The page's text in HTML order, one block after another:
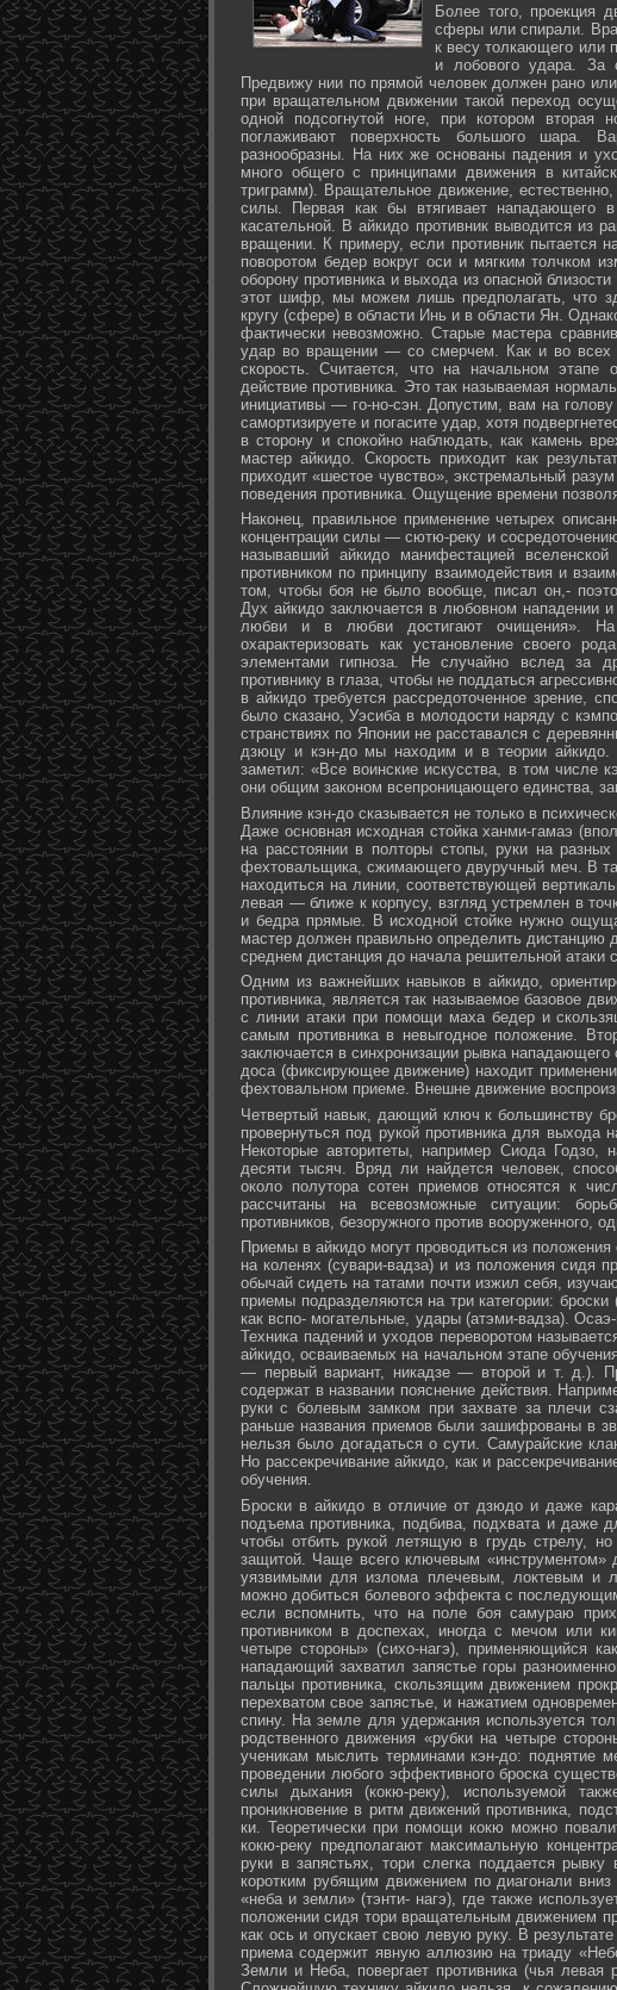
Более того, проекция
сферы или спирали.
к весу толкающего или
и лобового удара. За
Предвижу нии по прямой человек должен рано
при вращательном движении такой переход
одной подсогнутой ноге, при котором
поглаживают поверхность большого шара.
разнообразны. На них же основаны падения и
много общего с принципами движения в
триграмм). Вращательное движение,
силы. Первая как бы втягивает нападающего
касательной. В айкидо противник выводится из
вращении. К примеру, если противник пытается
поворотом бедер вокруг оси и мягким толчком
оборону противника и выхода из опасной
этот шифр, мы можем лишь предполагать, что
кругу (сфере) в области Инь и в области Ян.
фактически невозможно. Старые мастера
удар во вращении — со смерчем. Как и во всех
скорость. Считается, что на начальном этапе
действие противника. Это так называемая
инициативы — го-но-сэн. Допустим, вам на
самортизируете и погасите удар, хотя
в сторону и спокойно наблюдать, как камень
мастер айкидо. Скорость приходит как
приходит «шестое чувство», экстремальный
поведения противника. Ощущение времени
Наконец, правильное применение четырех
концентрации силы — сютю-реку и
называвший айкидо манифестацией
противником по принципу взаимодействия и
том, чтобы боя не было вообще, писал он,-
Дух айкидо заключается в любовном нападении
любви и в любви достигают очищения».
охарактеризовать как установление своего
элементами гипноза. Не случайно вслед за
противнику в глаза, чтобы не поддаться
в айкидо требуется рассредоточенное зрение,
было сказано, Уэсиба в молодости наряду с
странствиях по Японии не расставался с
дзюцу и кэн-до мы находим и в теории
заметил: «Все воинские искусства, в том числе
они общим законом всепроницающего единства,
Влияние кэн-до сказывается не только в
Даже основная исходная стойка ханми-гамаэ
на расстоянии в полторы стопы, руки на
фехтовальщика, сжимающего двуручный меч. В
находиться на линии, соответствующей
левая — ближе к корпусу, взгляд устремлен в
и бедра прямые. В исходной стойке нужно
мастер должен правильно определить
среднем дистанция до начала решительной атаки
Одним из важнейших навыков в айкидо,
противника, является так называемое базовое
с линии атаки при помощи маха бедер и
самым противника в невыгодное положение.
заключается в синхронизации рывка
доса (фиксирующее движение) находит
фехтовальном приеме. Внешне движение
Четвертый навык, дающий ключ к большинству
провернуться под рукой противника для выхода
Некоторые авторитеты, например Сиода
десяти тысяч. Вряд ли найдется человек,
около полутора сотен приемов относятся к
рассчитаны на всевозможные ситуации:
противников, безоружного против вооруженного,
Приемы в айкидо могут проводиться из
на коленях (сувари-вадза) и из положения сидя
обычай сидеть на татами почти изжил себя,
приемы подразделяются на три категории:
как вспо- могательные, удары (атэми-вадза).
Техника падений и уходов переворотом
айкидо, осваиваемых на начальном этапе
— первый вариант, никадзе — второй и т. д.).
содержат в названии пояснение действия.
руки с болевым замком при захвате за плечи
раньше названия приемов были зашифрованы в
нельзя было догадаться о сути. Самурайские
Но рассекречивание айкидо, как и
обучения.
Броски в айкидо в отличие от дзюдо и даже
подъема противника, подбива, подхвата и даже
чтобы отбить рукой летящую в грудь стрелу,
защитой. Чаще всего ключевым «инструментом»
уязвимыми для излома плечевым, локтевым и
можно добиться болевого эффекта с
если вспомнить, что на поле боя самураю
противником в доспехах, иногда с мечом или
четыре стороны» (сихо-нагэ), применяющийся
нападающий захватил запястье горы
пальцы противника, скользящим движением
перехватом свое запястье, и нажатием
спину. На земле для удержания используется
родственного движения «рубки на четыре
ученикам мыслить терминами кэн-до: поднятие
проведении любого эффективного броска
силы дыхания (кокю-реку), используемой
проникновение в ритм движений противника,
ки. Теоретически при помощи кокю можно
кокю-реку предполагают максимальную
руки в запястьях, тори слегка поддается
коротким рубящим движением по диагонали
«неба и земли» (тэнти- нагэ), где также
положении сидя тори вращательным движением
как ось и опускает свою левую руку. В
приема содержит явную аллюзию на триаду
Земли и Неба, повергает противника (чья